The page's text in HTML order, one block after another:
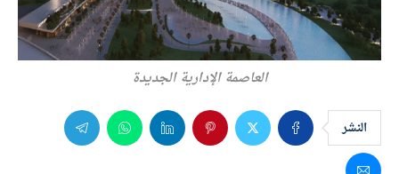
العاصمة الإدارية الجديدة
النشر